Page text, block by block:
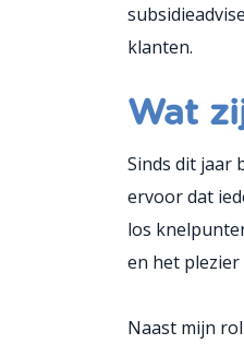
klanten.
Wat
Sinds dit jaar
ervoor dat
los
en het plezier
Naast mijn